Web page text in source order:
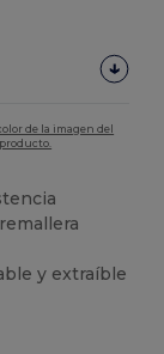
de la imagen del
y extraíble